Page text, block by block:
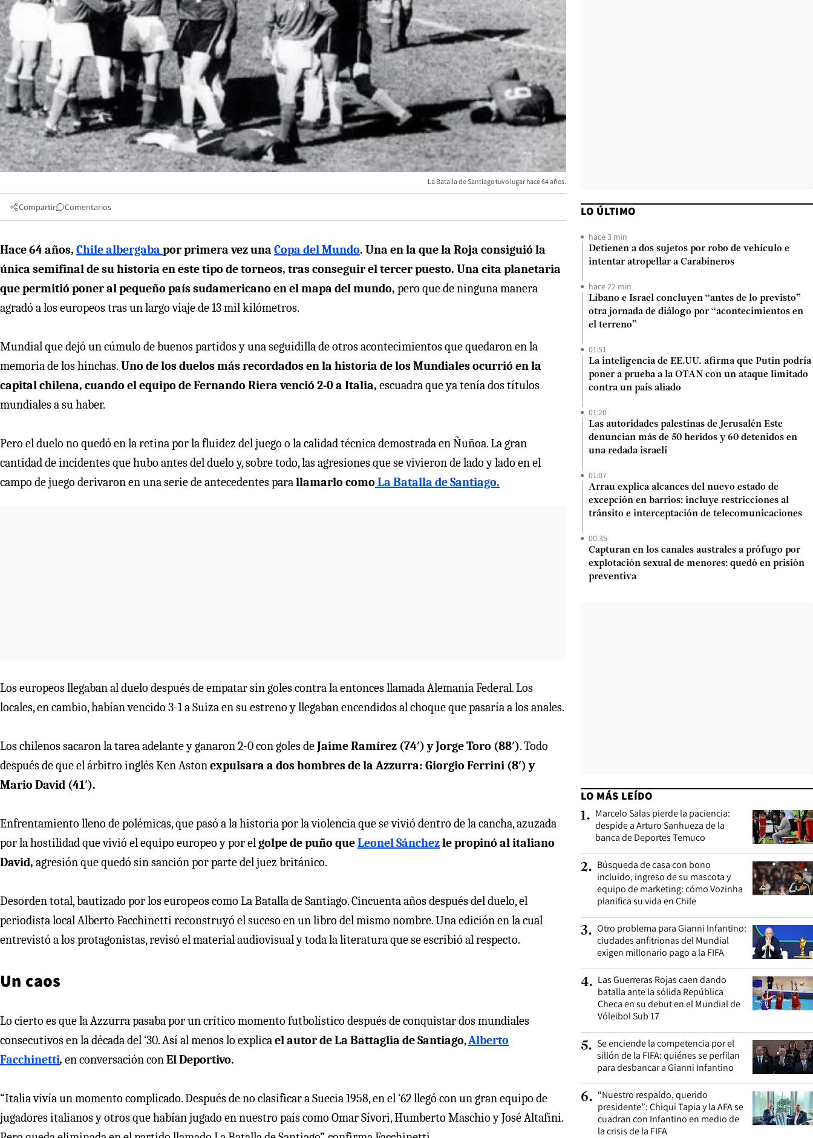
La Batalla de Santiago tuvo lugar hace 64 años.
Compartir Comentarios
Hace 64 años, Chile albergaba por primera vez una Copa del Mundo. Una en la que la Roja consiguió la
única semifinal de su historia en este tipo de torneos, tras conseguir el tercer puesto. Una cita planetaria
que permitió poner al pequeño país sudamericano en el mapa del mundo, pero que de ninguna manera
agradó a los europeos tras un largo viaje de 13 mil kilómetros.
Mundial que dejó un cúmulo de buenos partidos y una seguidilla de otros acontecimientos que quedaron en la
memoria de los hinchas. Uno de los duelos más recordados en la historia de los Mundiales ocurrió en la
capital chilena, cuando el equipo de Fernando Riera venció 2-0 a Italia, escuadra que ya tenía dos títulos
mundiales a su haber.
Pero el duelo no quedó en la retina por la fluidez del juego o la calidad técnica demostrada en Ñuñoa. La gran
cantidad de incidentes que hubo antes del duelo y, sobre todo, las agresiones que se vivieron de lado y lado en el
campo de juego derivaron en una serie de antecedentes parallamarlo como La Batalla de Santiago.
Los europeos llegaban al duelo después de empatar sin goles contra la entonces llamada Alemania Federal. Los
locales, en cambio, habían vencido 3-1 a Suiza en su estreno y llegaban encendidos al choque que pasaría a los anales.
Los chilenos sacaron la tarea adelante y ganaron 2-0 con goles deJaime Ramírez (74′) y Jorge Toro (88′). Todo
después de que el árbitro inglés Ken Astonexpulsara a dos hombres de la Azzurra: Giorgio Ferrini (8′) y
Mario David (41′).
Enfrentamiento lleno de polémicas, que pasó a la historia por la violencia que se vivió dentro de la cancha, azuzada
por la hostilidad que vivió el equipo europeo y por elgolpe de puño queLeonel Sánchezle propinó al italiano
David, agresión que quedó sin sanción por parte del juez británico.
Desorden total, bautizado por los europeos como La Batalla de Santiago. Cincuenta años después del duelo, el
periodista local Alberto Facchinetti reconstruyó el suceso en un libro del mismo nombre. Una edición en la cual
entrevistó a los protagonistas, revisó el material audiovisual y toda la literatura que se escribió al respecto.
Un caos
Lo cierto es que la Azzurra pasaba por un crítico momento futbolístico después de conquistar dos mundiales
consecutivos en la década del ‘30. Así al menos lo explicael autor de La Battaglia de Santiago,Alberto
Facchinetti, en conversación conEl Deportivo.
“Italia vivía un momento complicado. Después de no clasificar a Suecia 1958, en el ‘62 llegó con un gran equipo de
jugadores italianos y otros que habían jugado en nuestro país como Omar Sívori, Humberto Maschio y José Altafini.
LO ÚLTIMO
hace 3 min
Detienen a dos sujetos por robo de vehículo e
intentar atropellar a Carabineros
hace 22 min
Líbano e Israel concluyen “antes de lo previsto”
otra jornada de diálogo por “acontecimientos en
el terreno”
01:51
La inteligencia de EE.UU. afirma que Putin podría
poner a prueba a la OTAN con un ataque limitado
contra un país aliado
01:20
Las autoridades palestinas de Jerusalén Este
denuncian más de 50 heridos y 60 detenidos en
una redada israelí
01:07
Arrau explica alcances del nuevo estado de
excepción en barrios: incluye restricciones al
tránsito e interceptación de telecomunicaciones
00:35
Capturan en los canales australes a prófugo por
explotación sexual de menores: quedó en prisión
preventiva
LO MÁS LEÍDO
1. Marcelo Salas pierde la paciencia:
despide a Arturo Sanhueza de la
banca de Deportes Temuco
2. Búsqueda de casa con bono
incluido, ingreso de su mascota y
equipo de marketing: cómo Vozinha
planifica su vida en Chile
3. Otro problema para Gianni Infantino:
ciudades anfitrionas del Mundial
exigen millonario pago a la FIFA
4. Las Guerreras Rojas caen dando
batalla ante la sólida República
Checa en su debut en el Mundial de
Vóleibol Sub 17
5. Se enciende la competencia por el
sillón de la FIFA: quiénes se perfilan
para desbancar a Gianni Infantino
6. “Nuestro respaldo, querido
presidente”: Chiqui Tapia y la AFA se
cuadran con Infantino en medio de
la crisis de la FIFA